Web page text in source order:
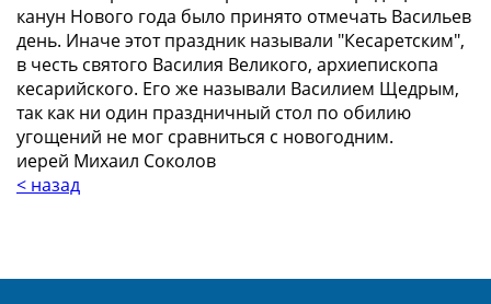
канун Нового года было принято отмечать Васильев
день. Иначе этот праздник называли "Кесаретским",
в честь святого Василия Великого, архиепископа
кесарийского. Его же называли Василием Щедрым,
так как ни один праздничный стол по обилию
угощений не мог сравниться с новогодним.
иерей Михаил Соколов
< назад